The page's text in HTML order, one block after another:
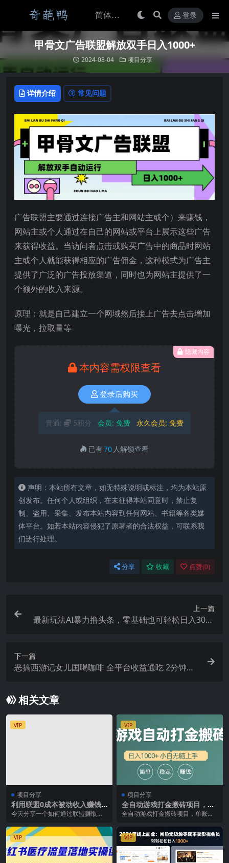
登录
甲骨文广告联盟解放双手日入1000+
2024-08-04 项目分享
详情介绍 常见问题
广告联盟主要通过连接广告主和网站主或个）来赚钱，
网站主或个人通过在自己的网站或平台上展示这些广告
来获得收益。当访问者点击或购买广告中的商品时网站
主或个人就能获得相应的广告佣金，这种模式为广告主
提供了广泛的广告投放渠道，同时也为网站主提供了一
个额外的收入来源。
原理：就是自己建立一个网域然后接上广告去点击增加
曝光，拉取量等
隐藏内容
本内容需权限查看
登录后购买
普通: 5积分 会员: 免费 永久会员: 免费
已有70 人解锁查看
声明：本站所有文章，如无特殊说明或标注，均为本站原
创发布。任何个人或组织，在未征得本站同意时，禁止复
制、盗用、采集、发布本站内容到任何网站、书籍等各类媒
体平台。如若本站内容侵犯了原著者的合法权益，可联系我
们进行处理。
分享 收藏 点赞(0)
上一篇
最新玩法AI暴力撸头条，零基础也可轻松日入3000
下一篇
恶搞西游记女儿国喝咖啡 全平台收益通吃 2分钟一
相关文章
VIP
项目分享
利用联盟0成本被动收入赚钱
项目：有大佬已经赚了30W美
今天分享一个如何通过联盟赚取被
需要做出非常简单的...
VIP
项目分享
全自动游戏打金搬砖项目，日
入1000+ 小白无脑上手
全自动游戏打金搬砖项目，单账号
更多，轻松日入10...
VIP VIP